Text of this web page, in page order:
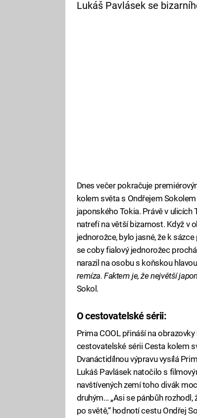
Lukáš Pavlásek se
Dnes večer pokračuje
kolem světa s Ondřejem
japonského Tokia. Právě v ulicích
natrefí na větší bizarnost. Když v
jednorožce, bylo jasné, že k
se coby fialový jednorožec
narazil na osobu s koňskou
remíza. Faktem je, že největší
Sokol.
O cestovatelské sérii:
Prima COOL přináší na
cestovatelské sérii Cesta kolem
Dvanáctidílnou výpravu vysílá
Lukáš Pavlásek natočilo s
navštívených zemí toho divák
druhým… „Asi se pánbůh
po světě,“ hodnotí cestu Ondřej